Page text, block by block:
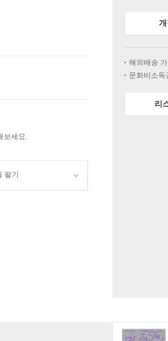
보세요.
팔기
개
해외배송
문화비소득
리